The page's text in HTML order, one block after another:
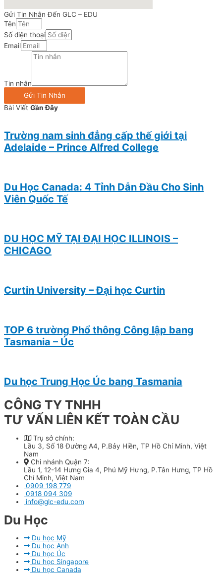
Gửi Tin Nhắn Đến GLC – EDU
Tên
Số điện thoại
Email
Tin nhắn
Gửi Tin Nhắn
Bài Viết Gần Đây
Trường nam sinh đẳng cấp thế giới tại
Adelaide – Prince Alfred College
Du Học Canada: 4 Tỉnh Dẫn Đầu Cho Sinh
Viên Quốc Tế
DU HỌC MỸ TẠI ĐẠI HỌC ILLINOIS –
CHICAGO
Curtin University – Đại học Curtin
TOP 6 trường Phổ thông Công lập bang
Tasmania – Úc
Du học Trung Học Úc bang Tasmania
CÔNG TY TNHH
TƯ VẤN LIÊN KẾT TOÀN CẦU
Trụ sở chính:
Lầu 3, Số 18 Đường A4, P.Bảy Hiền, TP Hồ Chí Minh, Việt
Nam
Chi nhánh Quận 7:
Lầu 1, 12-14 Hưng Gia 4, Phú Mỹ Hưng, P.Tân Hưng, TP Hồ
Chí Minh, Việt Nam
0909 198 779
0918 094 309
info@glc-edu.com
Du Học​
Du học Mỹ
Du học Anh
Du học Úc
Du học Singapore
Du học Canada